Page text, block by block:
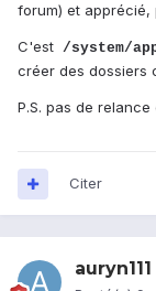
forum) et apprécié,
C'est /system/
créer des dossiers
P.S. pas de
Citer
auryn111